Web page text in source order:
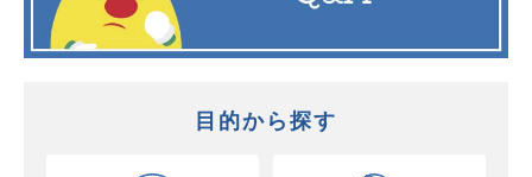
目的から探す